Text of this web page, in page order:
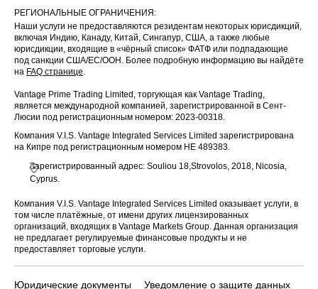
РЕГИОНАЛЬНЫЕ ОГРАНИЧЕНИЯ:
Наши услуги не предоставляются резидентам некоторых юрисдикций,
включая Индию, Канаду, Китай, Сингапур, США, а также любые
юрисдикции, входящие в «чёрный список» ФАТФ или подпадающие
под санкции США/ЕС/ООН. Более подробную информацию вы найдёте
на FAQ странице.
Vantage Prime Trading Limited, торгующая как Vantage Trading,
является международной компанией, зарегистрированной в Сент-
Люсии под регистрационным номером: 2023-00318.
Компания V.I.S. Vantage Integrated Services Limited зарегистрирована
на Кипре под регистрационным номером HE 489383.
Зарегистрированный адрес: Souliou 18,Strovolos, 2018, Nicosia,
Cyprus.
Компания V.I.S. Vantage Integrated Services Limited оказывает услуги, в
том числе платёжные, от имени других лицензированных
организаций, входящих в Vantage Markets Group. Данная организация
не предлагает регулируемые финансовые продукты и не
предоставляет торговые услуги.
Юридические документы Уведомление о защите данных